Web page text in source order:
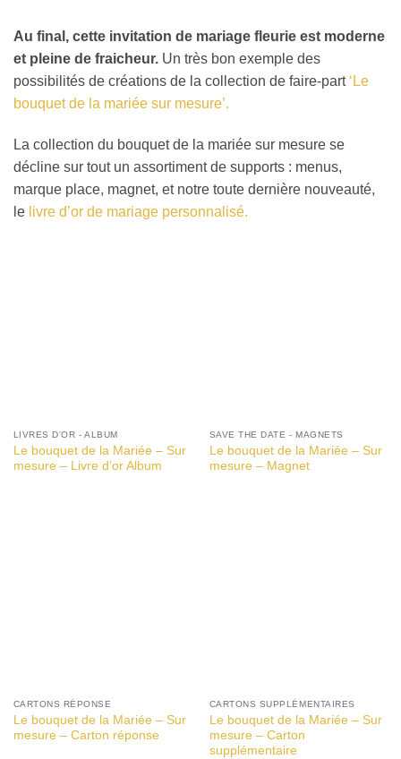
Au final, cette invitation de mariage fleurie est moderne
et pleine de fraicheur. Un très bon exemple des
possibilités de créations de la collection de faire-part ‘Le
bouquet de la mariée sur mesure’.
La collection du bouquet de la mariée sur mesure se
décline sur tout un assortiment de supports : menus,
marque place, magnet, et notre toute dernière nouveauté,
le livre d’or de mariage personnalisé.
LIVRES D'OR - ALBUM
Le bouquet de la Mariée – Sur
mesure – Livre d’or Album
SAVE THE DATE - MAGNETS
Le bouquet de la Mariée – Sur
mesure – Magnet
CARTONS RÉPONSE
Le bouquet de la Mariée – Sur
mesure – Carton réponse
CARTONS SUPPLÉMENTAIRES
Le bouquet de la Mariée – Sur
mesure – Carton
supplémentaire